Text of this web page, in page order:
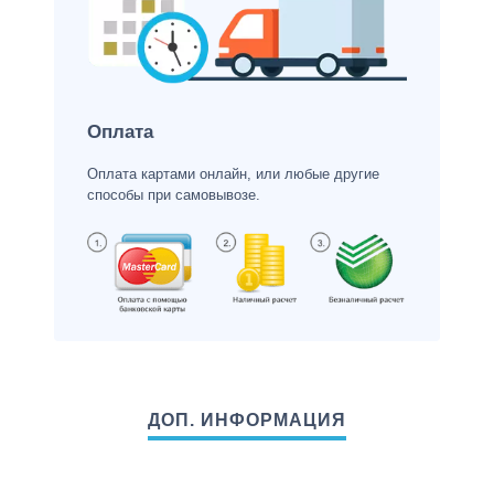
Оплата
Оплата картами онлайн, или любые другие
способы при самовывозе.